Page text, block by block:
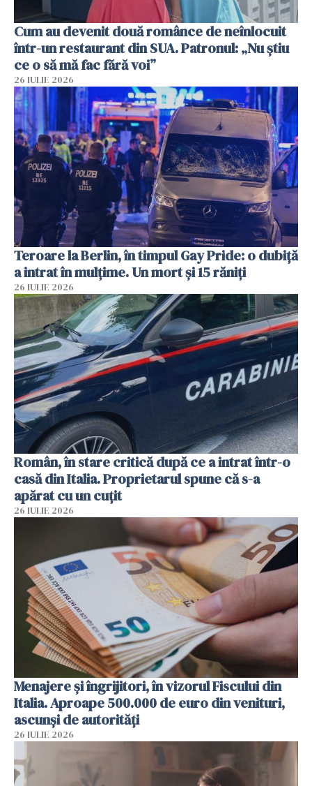
Cum au devenit două românce de neînlocuit
într-un restaurant din SUA. Patronul: „Nu știu
ce o să mă fac fără voi”
26 IULIE 2026
Teroare la Berlin, în timpul Gay Pride: o dubiță
a intrat în mulțime. Un mort și 15 răniți
26 IULIE 2026
Român, în stare critică după ce a intrat într-o
casă din Italia. Proprietarul spune că s-a
apărat cu un cuțit
26 IULIE 2026
Menajere și îngrijitori, în vizorul Fiscului din
Italia. Aproape 500.000 de euro din venituri,
ascunși de autorități
26 IULIE 2026